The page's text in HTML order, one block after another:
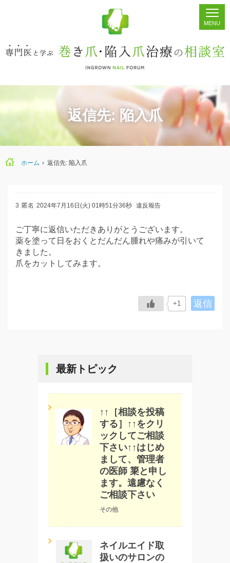
シェア 掲示板 検索
返信先: 陥入爪
ホーム › 返信先: 陥入爪
3 匿名 2024年7月16日(火) 01時51分36秒 違反報告
ご丁寧に返信いただきありがとうございます。
薬を塗って日をおくとだんだん腫れや痛みが引いて
きました。
爪をカットしてみます。
返信
+1
最新トピック
↑↑［相談を投稿
する］↑↑をクリ
ックしてご相談
下さい↑↑はじめ
まして、管理者
の医師 簗と申し
ます。遠慮なく
ご相談下さい
その他
ネイルエイド取
扱いのサロンの